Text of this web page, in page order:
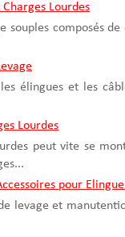
Lourdes
souples composés
élingues et les
Lourdes
peut vite se
pour
levage et